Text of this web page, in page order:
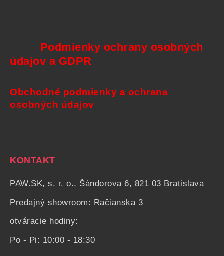
Podmienky ochrany osobných
údajov a GDPR
Obchodné podmienky a ochrana
osobných údajov
KONTAKT
PAW.SK, s. r. o., Šándorova 6, 821 03 Bratislava
Predajný showroom: Račianska 3
otváracie hodiny:
Po - Pi: 10:00 - 18:30